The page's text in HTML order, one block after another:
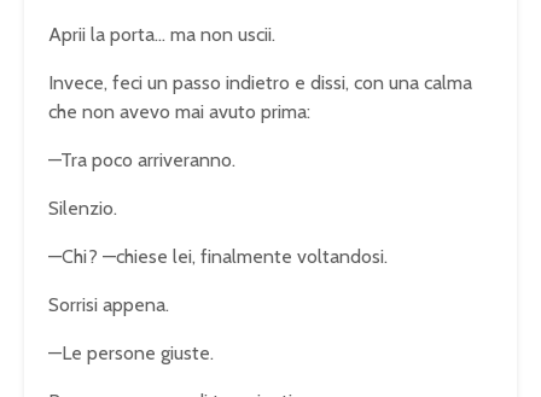
Aprii la porta… ma non uscii.
Invece, feci un passo indietro e dissi, con una calma
che non avevo mai avuto prima:
—Tra poco arriveranno.
Silenzio.
—Chi? —chiese lei, finalmente voltandosi.
Sorrisi appena.
—Le persone giuste.